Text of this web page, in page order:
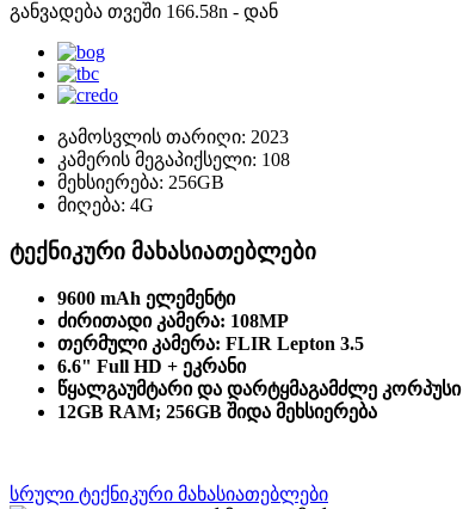
განვადება თვეში 166.58n - დან
გამოსვლის თარიღი: 2023
კამერის მეგაპიქსელი: 108
მეხსიერება: 256GB
მიღება: 4G
ტექნიკური მახასიათებლები
9600 mAh ელემენტი
ძირითადი კამერა: 108MP
თერმული კამერა: FLIR Lepton 3.5
6.6" Full HD + ეკრანი
წყალგაუმტარი და დარტყმაგამძლე კორპუსი
12GB RAM; 256GB შიდა მეხსიერება
სრული ტექნიკური მახასიათებლები